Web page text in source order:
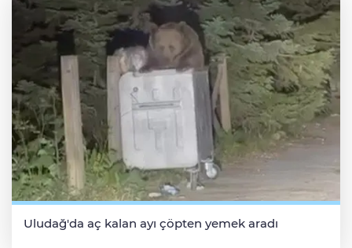
Uludağ'da aç kalan ayı çöpten yemek aradı